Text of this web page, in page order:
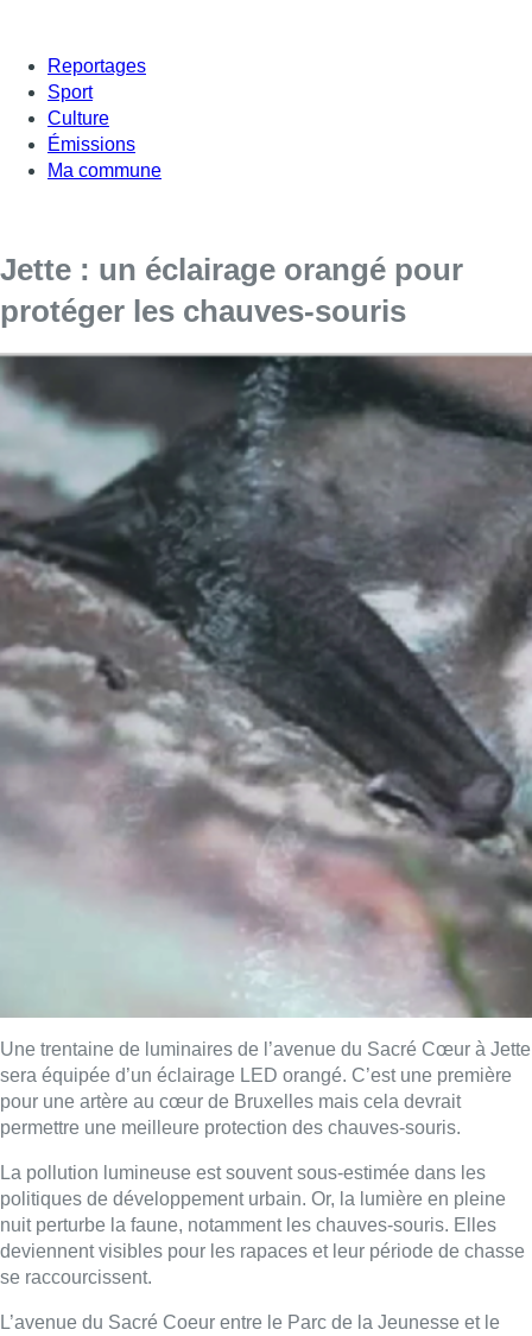
Reportages
Sport
Culture
Émissions
Ma commune
Jette : un éclairage orangé pour
protéger les chauves-souris
Une trentaine de luminaires de l’avenue du Sacré Cœur à Jette
sera équipée d’un éclairage LED orangé. C’est une première
pour une artère au cœur de Bruxelles mais cela devrait
permettre une meilleure protection des chauves-souris.
La pollution lumineuse est souvent sous-estimée dans les
politiques de développement urbain. Or, la lumière en pleine
nuit perturbe la faune, notamment les chauves-souris. Elles
deviennent visibles pour les rapaces et leur période de chasse
se raccourcissent.
L’avenue du Sacré Coeur entre le Parc de la Jeunesse et le